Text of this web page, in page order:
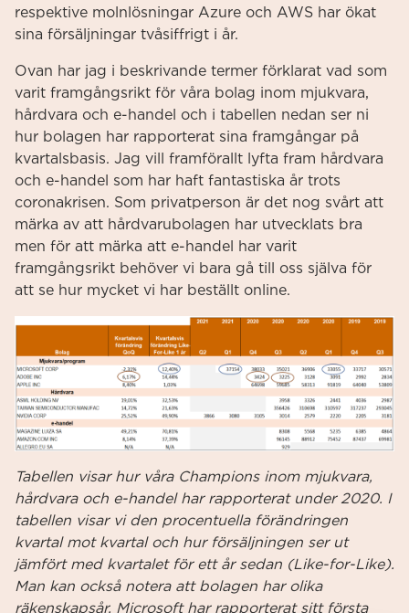
respektive molnlösningar Azure och AWS har ökat
sina försäljningar tvåsiffrigt i år.
Ovan har jag i beskrivande termer förklarat vad som
varit framgångsrikt för våra bolag inom mjukvara,
hårdvara och e-handel och i tabellen nedan ser ni
hur bolagen har rapporterat sina framgångar på
kvartalsbasis. Jag vill framförallt lyfta fram hårdvara
och e-handel som har haft fantastiska år trots
coronakrisen. Som privatperson är det nog svårt att
märka av att hårdvarubolagen har utvecklats bra
men för att märka att e-handel har varit
framgångsrikt behöver vi bara gå till oss själva för
att se hur mycket vi har beställt online.
Tabellen visar hur våra Champions inom mjukvara,
hårdvara och e-handel har rapporterat under 2020. I
tabellen visar vi den procentuella förändringen
kvartal mot kvartal och hur försäljningen ser ut
jämfört med kvartalet för ett år sedan (Like-for-Like).
Man kan också notera att bolagen har olika
räkenskapsår, Microsoft har rapporterat sitt första